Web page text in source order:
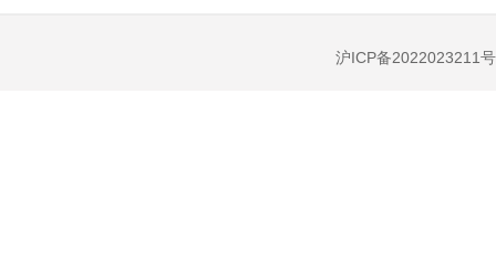
沪ICP备2022023211